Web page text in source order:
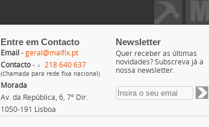
Entre em Contacto
Email- geral@maifix.pt
Contacto- 218 640 637
(Chamada para rede fixa nacional)
Morada
Av. da República, 6, 7º Dir.
1050-191 Lisboa
Newsletter
Quer receber as últimas
novidades? Subscreva já a
nossa newsletter.